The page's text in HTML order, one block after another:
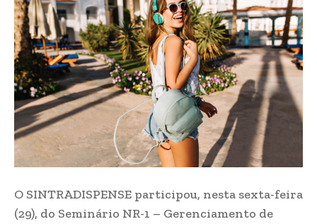
O SINTRADISPENSE participou, nesta sexta-feira
(29), do Seminário NR-1 – Gerenciamento de